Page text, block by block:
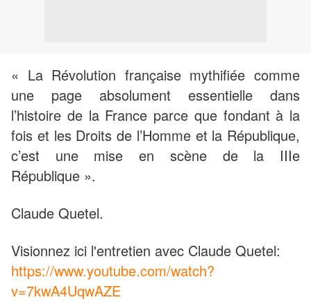
« La Révolution française mythifiée comme
une page absolument essentielle dans
l’histoire de la France parce que fondant à la
fois et les Droits de l’Homme et la République,
c’est une mise en scène de la IIIe
République ».
Claude Quetel.
Visionnez ici l'entretien avec Claude Quetel:
https://www.youtube.com/watch?
v=7kwA4UqwAZE